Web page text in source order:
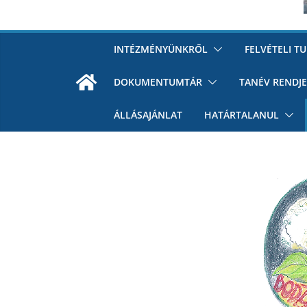
INTÉZMÉNYÜNKRŐL FELVÉTELI
DOKUMENTUMTÁR TANÉV RENDJE
ÁLLÁSAJÁNLAT HATÁRTALANUL